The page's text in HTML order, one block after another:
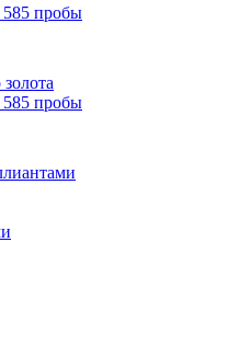
585 пробы
585 пробы